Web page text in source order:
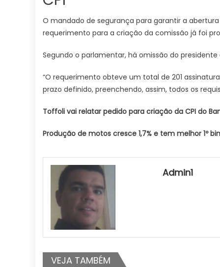
O mandado de segurança para garantir a
requerimento para a criação da comissão já foi
Segundo o parlamentar, há omissão do presidente
“O requerimento obteve um total de 201
prazo definido, preenchendo, assim, todos os
Toffoli vai relatar pedido para criação da CPI do
Produção de motos cresce 1,7% e tem melhor 1º
Admin1
VEJA TAMBÉM